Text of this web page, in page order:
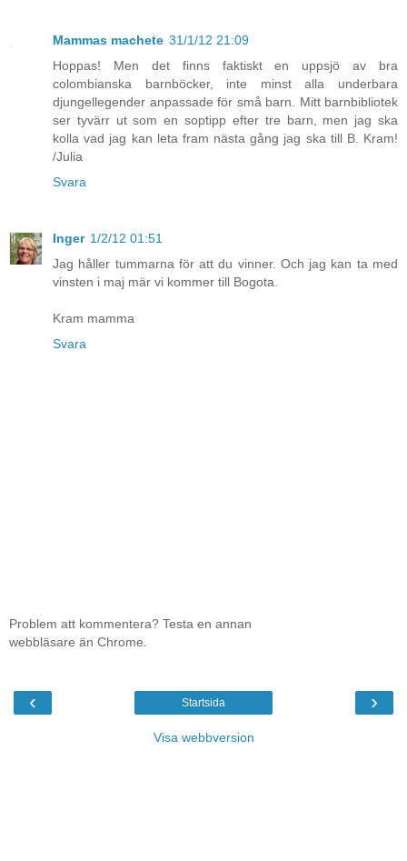
Mammas machete 31/1/12 21:09
Hoppas! Men det finns faktiskt en uppsjö av bra
colombianska barnböcker, inte minst alla underbara
djungellegender anpassade för små barn. Mitt barnbibliotek
ser tyvärr ut som en soptipp efter tre barn, men jag ska
kolla vad jag kan leta fram nästa gång jag ska till B. Kram!
/Julia
Svara
Inger 1/2/12 01:51
Jag håller tummarna för att du vinner. Och jag kan ta med
vinsten i maj mär vi kommer till Bogota.
Kram mamma
Svara
Problem att kommentera? Testa en annan
webbläsare än Chrome.
‹ ›
Startsida
Visa webbversion